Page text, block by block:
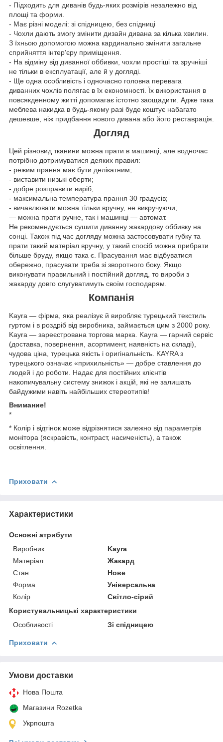
- Підходить для диванів будь-яких розмірів незалежно від
площі та форми.
- Має різні моделі: зі спідницею, без спідниці
- Чохли дають змогу змінити дизайн дивана за кілька хвилин.
З їхньою допомогою можна кардинально змінити загальне
сприйняття інтер'єру приміщення.
- На відміну від диванної оббивки, чохли простіші та зручніші
не тільки в експлуатації, але й у догляді.
- Ще одна особливість і одночасно головна перевага
диванних чохлів полягає в їх економності. Їх використання в
повсякденному житті допомагає істотно заощадити. Адже така
меблева накидка в будь-якому разі буде коштує набагато
дешевше, ніж придбання нового дивана або його реставрація.
Догляд
Цей різновид тканини можна прати в машинці, але водночас
потрібно дотримуватися деяких правил:
- режим прання має бути делікатним;
- виставити низькі оберти;
- добре розправити виріб;
- максимальна температура прання 30 градусів;
- вичавлювати можна тільки вручну, не викручуючи;
— можна прати ручне, так і машинці — автомат.
Не рекомендується сушити диванну жакардову оббивку на
сонці. Також під час догляду можна застосовувати губку та
прати такий матеріал вручну, у такий спосіб можна прибрати
більше бруду, якщо така є. Прасування має відбуватися
обережно, прасувати треба зі зворотного боку. Якщо
виконувати правильний і постійний догляд, то вироби з
жакарду довго слугуватимуть своїм господарям.
Компанія
Kayra — фірма, яка реалізує й виробляє турецький текстиль
гуртом і в роздріб від виробника, займається цим з 2000 року.
Kayra — зареєстрована торгова марка. Kayra — гарний сервіс
(доставка, повернення, асортимент, наявність на складі),
чудова ціна, турецька якість і оригінальність. KAYRA з
турецького означає «прихильність» — добре ставлення до
людей і до роботи. Надає для постійних клієнтів
накопичувальну систему знижок і акцій, які не залишать
байдужими навіть найбільших стереотипів!
Внимание!
*
* Колір і відтінок може відрізнятися залежно від параметрів
монітора (яскравість, контраст, насиченість), а також
освітлення.
Приховати
Характеристики
Основні атрибути
Виробник
Kayra
Матеріал
Жакард
Стан
Нове
Форма
Універсальна
Колір
Світло-сірий
Користувальницькі характеристики
Особливості
Зі спідницею
Приховати
Умови доставки
Нова Пошта
Магазини Rozetka
Укрпошта